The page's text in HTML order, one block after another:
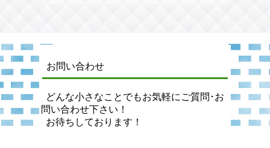
お問い合わせ
どんな小さなことでもお気軽にご質問･お
問い合わせ下さい！
お待ちしております！